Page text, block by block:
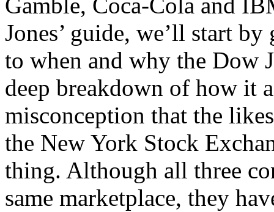
Jones’ guide, we’ll start
to when and why the Dow
deep breakdown of how it
misconception that the
the New York Stock
thing. Although all three
same marketplace, they